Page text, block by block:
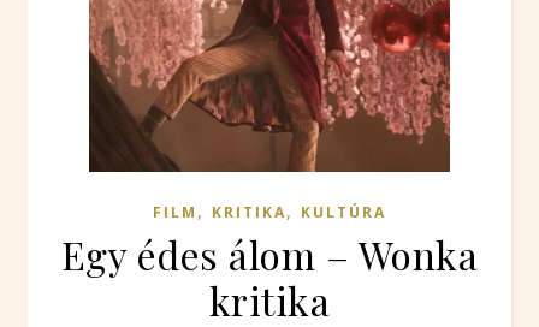
FILM , KRITIKA, KULTÚRA
Egy édes álom – Wonka
kritika